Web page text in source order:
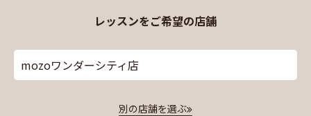
レッスンをご希望の店舗
mozoワンダーシティ店
別の店舗を選ぶ